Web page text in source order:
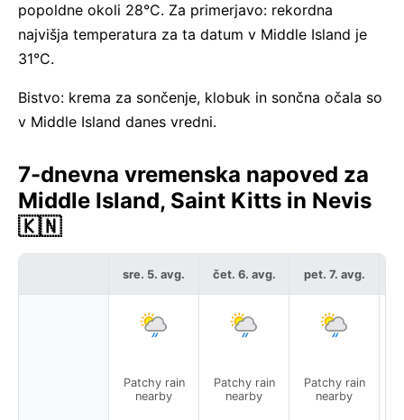
popoldne okoli 28°C. Za primerjavo: rekordna
najvišja temperatura za ta datum v Middle Island je
31°C.
Bistvo: krema za sončenje, klobuk in sončna očala so
v Middle Island danes vredni.
7-dnevna vremenska napoved za
Middle Island, Saint Kitts in Nevis
🇰🇳
sre. 5. avg.
Patchy rain
nearby
čet. 6. avg.
Patchy rain
nearby
pet. 7. avg.
Patchy rain
nearby